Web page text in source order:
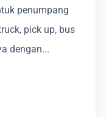
penumpang
pick up, bus
dengan...